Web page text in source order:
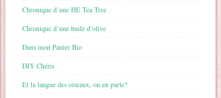
Chronique d’une HE Tea Tree
Chronique d’une huile d’olive
Dans mon Panier Bio
DIY Chéris
Et la langue des oiseaux, on en parle?